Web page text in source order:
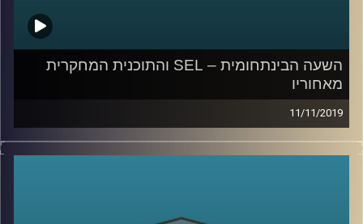
קרדיט תמונות:
השעה הבינתחומית – SEL והתוכנית המחקרית
מאחוריו
11/11/2019
מחקר אקדמי בשיתוף מחקר ביצועי שבודק את הנעשה בשדה
זה משהו שמאוד לא קל לעשות, ובייחוד כשמדובר על שיתוף